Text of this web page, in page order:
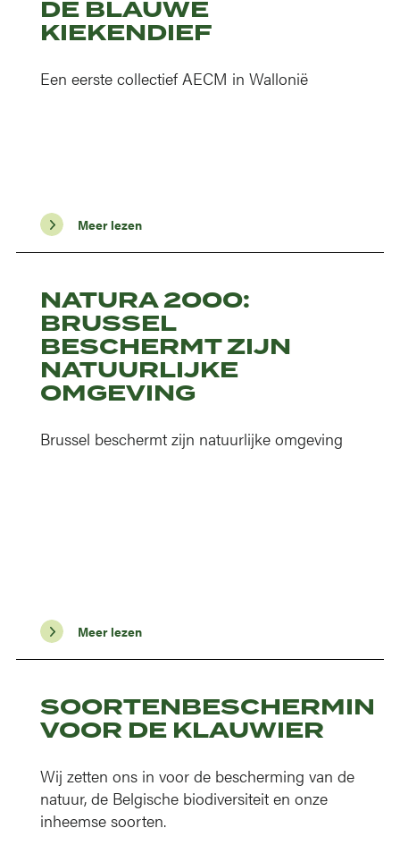
DE BLAUWE
KIEKENDIEF
Een eerste collectief AECM in Wallonië
Meer lezen
NATURA 2000:
BRUSSEL
BESCHERMT ZIJN
NATUURLIJKE
OMGEVING
Brussel beschermt zijn natuurlijke omgeving
Meer lezen
VOOR DE KLAUWIER
Wij zetten ons in voor de bescherming van de
natuur, de Belgische biodiversiteit en onze
inheemse soorten.